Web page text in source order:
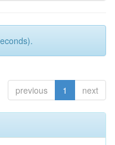
previous 1 next